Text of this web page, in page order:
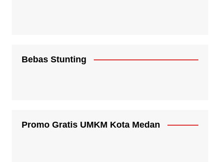
Bebas Stunting
Promo Gratis UMKM Kota Medan